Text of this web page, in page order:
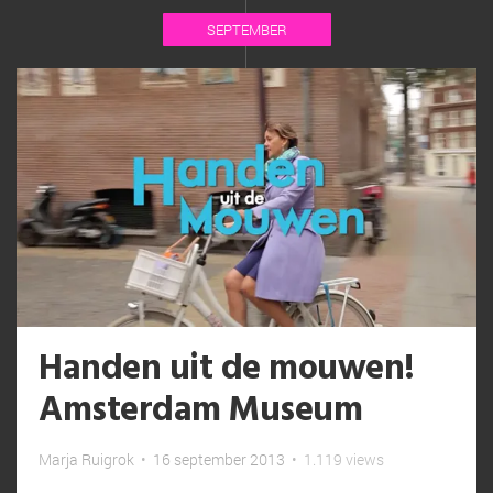
SEPTEMBER
Handen uit de mouwen!
Amsterdam Museum
Marja Ruigrok • 16 september 2013 • 1.119 views